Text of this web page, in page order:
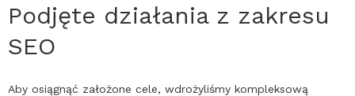
Podjęte działania z zakresu
SEO
Aby osiągnąć założone cele, wdrożyliśmy kompleksową